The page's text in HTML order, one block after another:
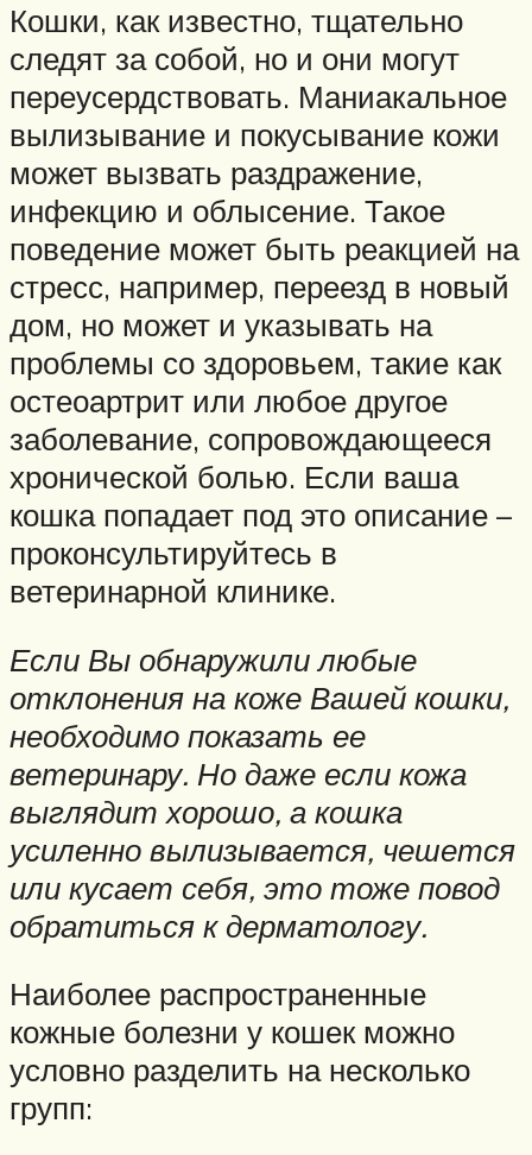
Кошки, как известно, тщательно
следят за собой, но и они могут
переусердствовать. Маниакальное
вылизывание и покусывание кожи
может вызвать раздражение,
инфекцию и облысение. Такое
поведение может быть реакцией на
стресс, например, переезд в новый
дом, но может и указывать на
проблемы со здоровьем, такие как
остеоартрит или любое другое
заболевание, сопровождающееся
хронической болью. Если ваша
кошка попадает под это описание –
проконсультируйтесь в
ветеринарной клинике.
Если Вы обнаружили любые
отклонения на коже Вашей кошки,
необходимо показать ее
ветеринару. Но даже если кожа
выглядит хорошо, а кошка
усиленно вылизывается, чешется
или кусает себя, это тоже повод
обратиться к дерматологу.
Наиболее распространенные
кожные болезни у кошек можно
условно разделить на несколько
групп: